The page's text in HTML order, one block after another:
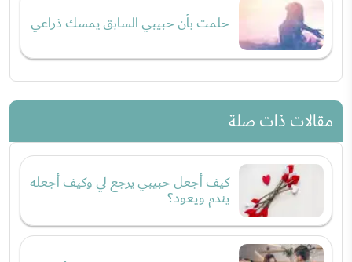
حلمت بأن حبيبي السابق يمسك ذراعي
مقالات ذات صلة
كيف أجعل حبيبي يرجع لي وكيف أجعله
يندم ويعود؟